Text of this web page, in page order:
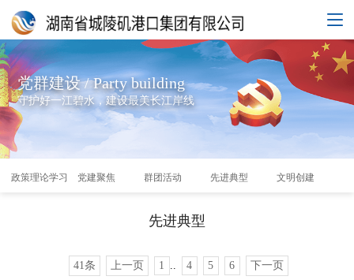
党群建设 / Party building
守护好一江碧水，建设最美长江岸线
政策理论学习 党建聚焦 群团活动 先进典型 文明创建
先进典型
41条 上一页 1 .. 4 5 6 下一页